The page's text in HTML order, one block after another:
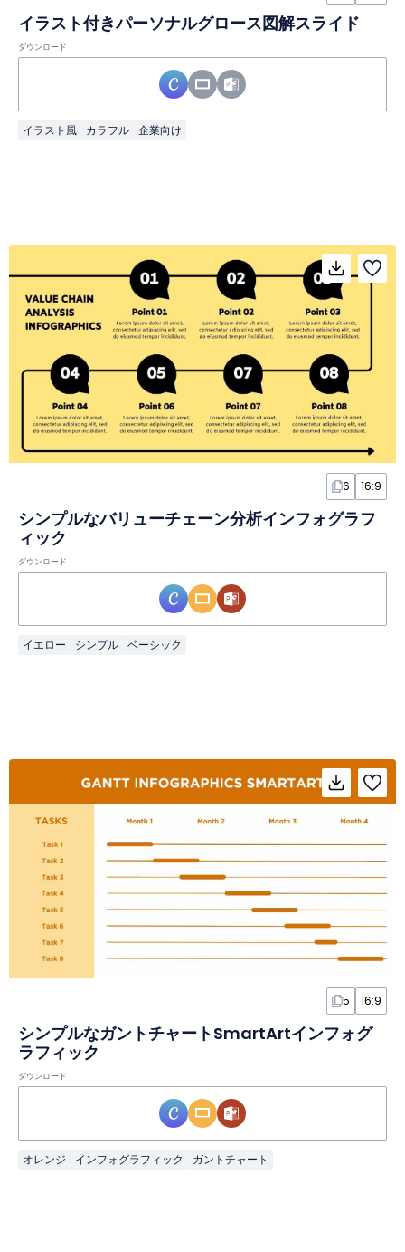
イラスト付きパーソナルグロース図解スライド
ダウンロード
イラスト風 カラフル 企業向け
6 16:9
シンプルなバリューチェーン分析インフォグラフ
ィック
ダウンロード
イエロー シンプル ベーシック
5 16:9
シンプルなガントチャートSmartArtインフォグ
ラフィック
ダウンロード
オレンジ インフォグラフィック ガントチャート